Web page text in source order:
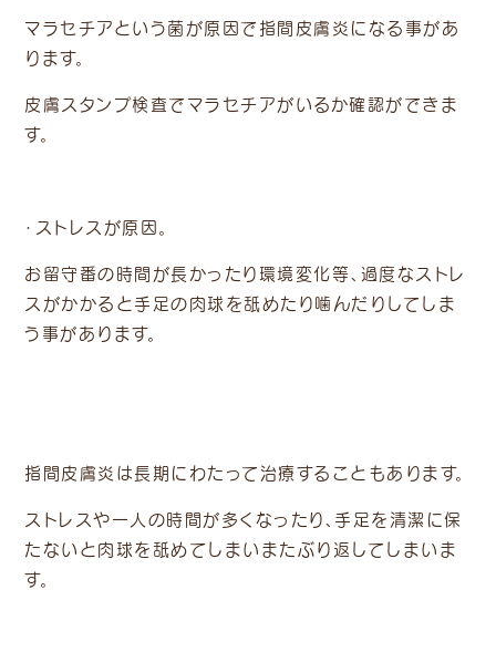
マラセチアという菌が原因で指間皮膚炎になる事があ
ります。
皮膚スタンプ検査でマラセチアがいるか確認ができま
す。
・ストレスが原因。
お留守番の時間が長かったり環境変化等、過度なストレ
スがかかると手足の肉球を舐めたり噛んだりしてしま
う事があります。
指間皮膚炎は長期にわたって治療することもあります。
ストレスや一人の時間が多くなったり、手足を清潔に保
たないと肉球を舐めてしまいまたぶり返してしまいま
す。